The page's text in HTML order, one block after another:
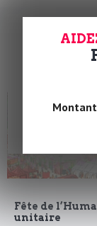
Fête de
unitaire